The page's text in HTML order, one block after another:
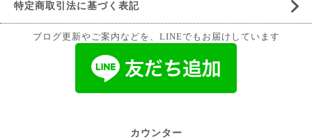
特定商取引法に基づく表記
ブログ更新やご案内などを、LINEでもお届けしています
カウンター